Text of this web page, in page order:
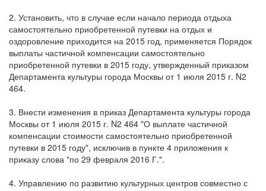
2. Установить, что в случае если начало периода отдыха
самостоятельно приобретенной путевки на отдых и
оздоровление приходится на 2015 год, применяется Порядок
выплаты частичной компенсации самостоятельно
приобретенной путевки в 2015 году, утвержденный приказом
Департамента культуры города Москвы от 1 июля 2015 г. N2
464.
3. Внести изменения в приказ Департамента культуры города
Москвы от 1 июля 2015 г. N2 464 "О выплате частичной
компенсации стоимости самостоятельно приобретенной
путевки в 2015 году", исключив в пункте 4 приложения к
приказу слова "по 29 февраля 2016 Г.".
4. Управлению по развитию культурных центров совместно с